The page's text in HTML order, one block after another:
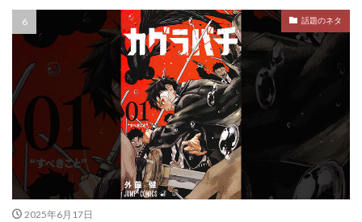
話題のネタ
2025年6月17日